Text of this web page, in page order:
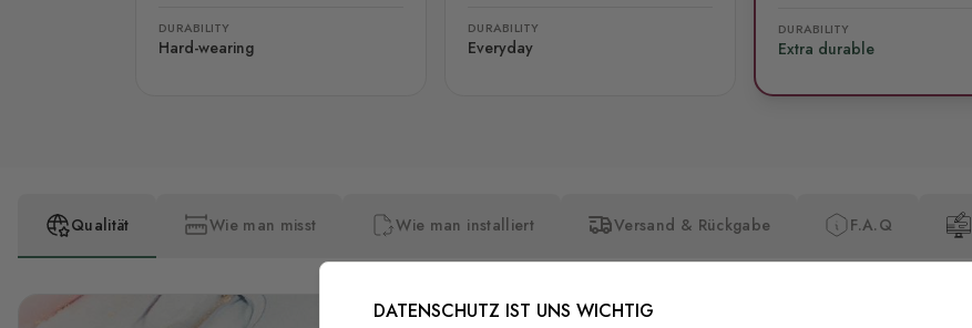
DURABILITY
Hard-wearing
DURABILITY
Everyday
DURABILITY
Extra durable
Qualität Wie man misst Wie man installiert Versand & Rückgabe F.A.Q
DATENSCHUTZ IST UNS WICHTIG